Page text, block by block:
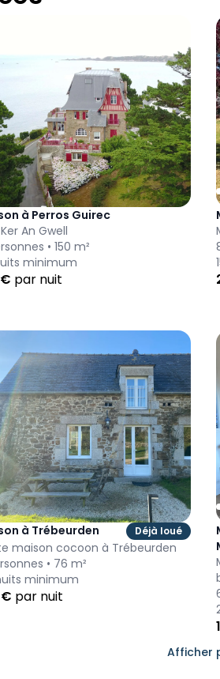
à Perros Guirec
An Gwell
• 150 m²
minimum
€ par nuit
à Trébeurden Déjà loué
maison cocoon à Trébeurden
• 76 m²
minimum
€ par nuit
Afficher